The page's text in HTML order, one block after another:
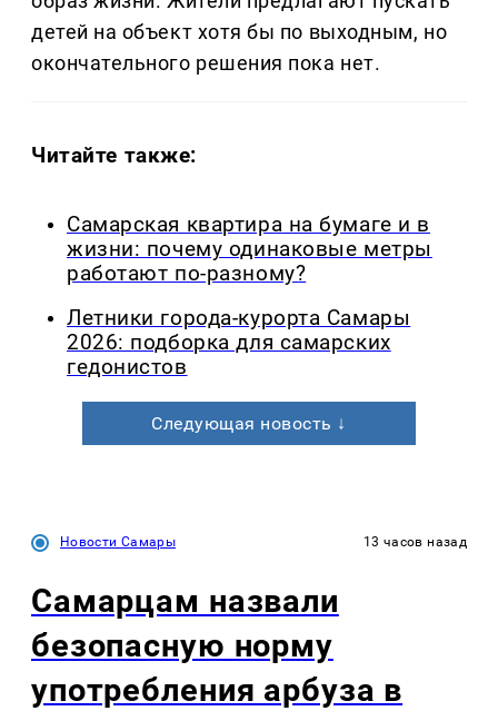
детей на объект хотя бы по выходным, но
окончательного решения пока нет.
Читайте также:
Самарская квартира на бумаге и в
жизни: почему одинаковые метры
работают по-разному?
Летники города-курорта Самары
2026: подборка для самарских
гедонистов
Следующая новость ↓
Новости Самары 13 часов назад
Самарцам назвали
безопасную норму
употребления арбуза в